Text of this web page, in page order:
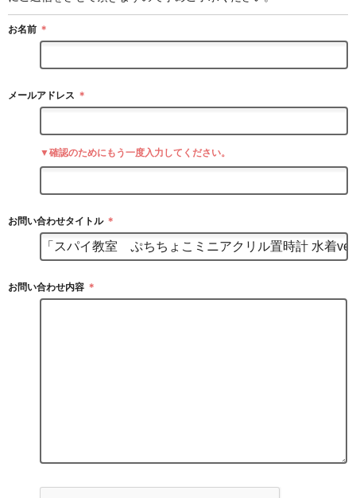
お名前 ＊
メールアドレス ＊
▼確認のためにもう一度入力してください。
お問い合わせタイトル ＊
お問い合わせ内容 ＊